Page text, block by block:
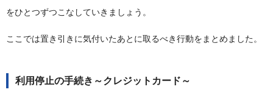
をひとつずつこなしていきましょう。
ここでは置き引きに気付いたあとに取るべき行動をまとめました。
利用停止の手続き～クレジットカード～